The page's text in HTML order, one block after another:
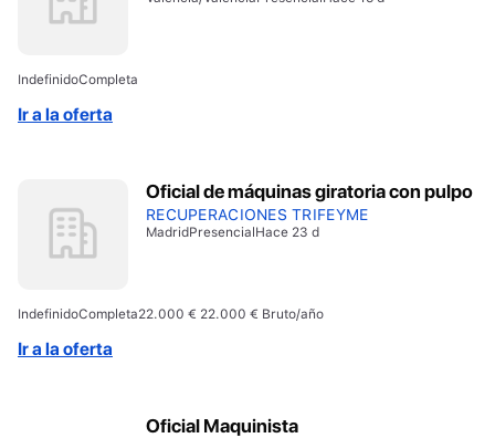
IndefinidoCompleta
Ir a la oferta
Oficial de máquinas giratoria con pulpo
RECUPERACIONES TRIFEYME
MadridPresencialHace 23 d
IndefinidoCompleta22.000 € 22.000 € Bruto/año
Ir a la oferta
Oficial Maquinista